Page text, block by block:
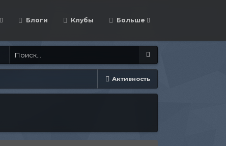
Блоги Клубы Больше
Активность